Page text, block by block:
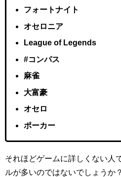
フォートナイト
オセロニア
League of Legends
#コンパス
麻雀
大富豪
オセロ
ポーカー
それほどゲームに詳しくない人
ルが多いのではないでしょうか？